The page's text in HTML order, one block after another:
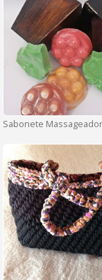
Sabonete Massageador